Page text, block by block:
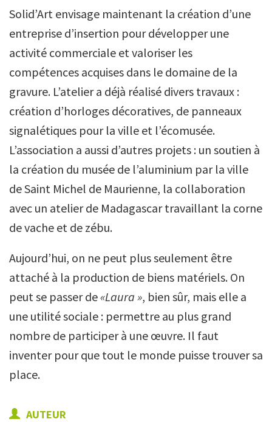
Solid’Art envisage maintenant la création d’une
entreprise d’insertion pour développer une
activité commerciale et valoriser les
compétences acquises dans le domaine de la
gravure. L’atelier a déjà réalisé divers travaux :
création d’horloges décoratives, de panneaux
signalétiques pour la ville et l’écomusée.
L’association a aussi d’autres projets : un soutien à
la création du musée de l’aluminium par la ville
de Saint Michel de Maurienne, la collaboration
avec un atelier de Madagascar travaillant la corne
de vache et de zébu.
Aujourd’hui, on ne peut plus seulement être
attaché à la production de biens matériels. On
peut se passer de «Laura », bien sûr, mais elle a
une utilité sociale : permettre au plus grand
nombre de participer à une œuvre. Il faut
inventer pour que tout le monde puisse trouver sa
place.
AUTEUR